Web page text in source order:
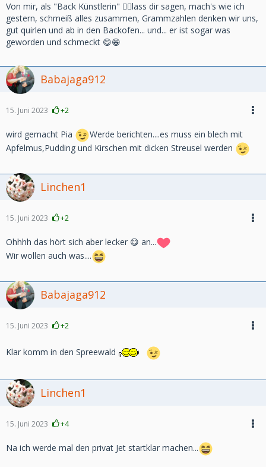
Von mir, als "Back Künstlerin" 🤦‍♀️lass dir sagen, mach's wie ich
gestern, schmeiß alles zusammen, Grammzahlen denken wir uns,
gut quirlen und ab in den Backofen... und... er ist sogar was
geworden und schmeckt 😋😁
Babajaga912
15. Juni 2023 +2
wird gemacht Pia
Werde berichten....es muss ein blech mit
Apfelmus,Pudding und Kirschen mit dicken Streusel werden
Linchen1
15. Juni 2023 +2
Ohhhh das hört sich aber lecker 😋 an...
Wir wollen auch was....
Babajaga912
15. Juni 2023 +2
Klar komm in den Spreewald
Linchen1
15. Juni 2023 +4
Na ich werde mal den privat Jet startklar machen...